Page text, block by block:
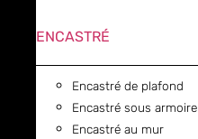
ENCASTRÉ
Encastré de plafond
Encastré sous armoire
Encastré au mur